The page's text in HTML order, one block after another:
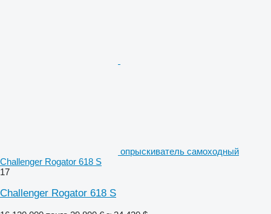
опрыскиватель самоходный
Challenger Rogator 618 S
17
Challenger Rogator 618 S